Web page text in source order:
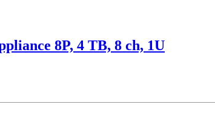
8P, 4 TB, 8 ch, 1U